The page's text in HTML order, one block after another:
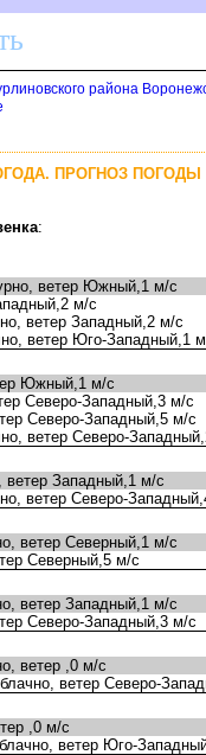
района
ПРОГНОЗ ПОГОДЫ
:
ветер Южный,1 м/с
м/с
ветер Западный,2 м/с
ветер Юго-Западный,1
Южный,1 м/с
Северо-Западный,3 м/с
Северо-Западный,5 м/с
ветер Северо-
Западный,1 м/с
ветер Северо-
ветер Северный,1 м/с
Северный,5 м/с
ветер Западный,1 м/с
Северо-Западный,3 м/с
ветер ,0 м/с
ветер Северо-
,0 м/с
ветер Юго-